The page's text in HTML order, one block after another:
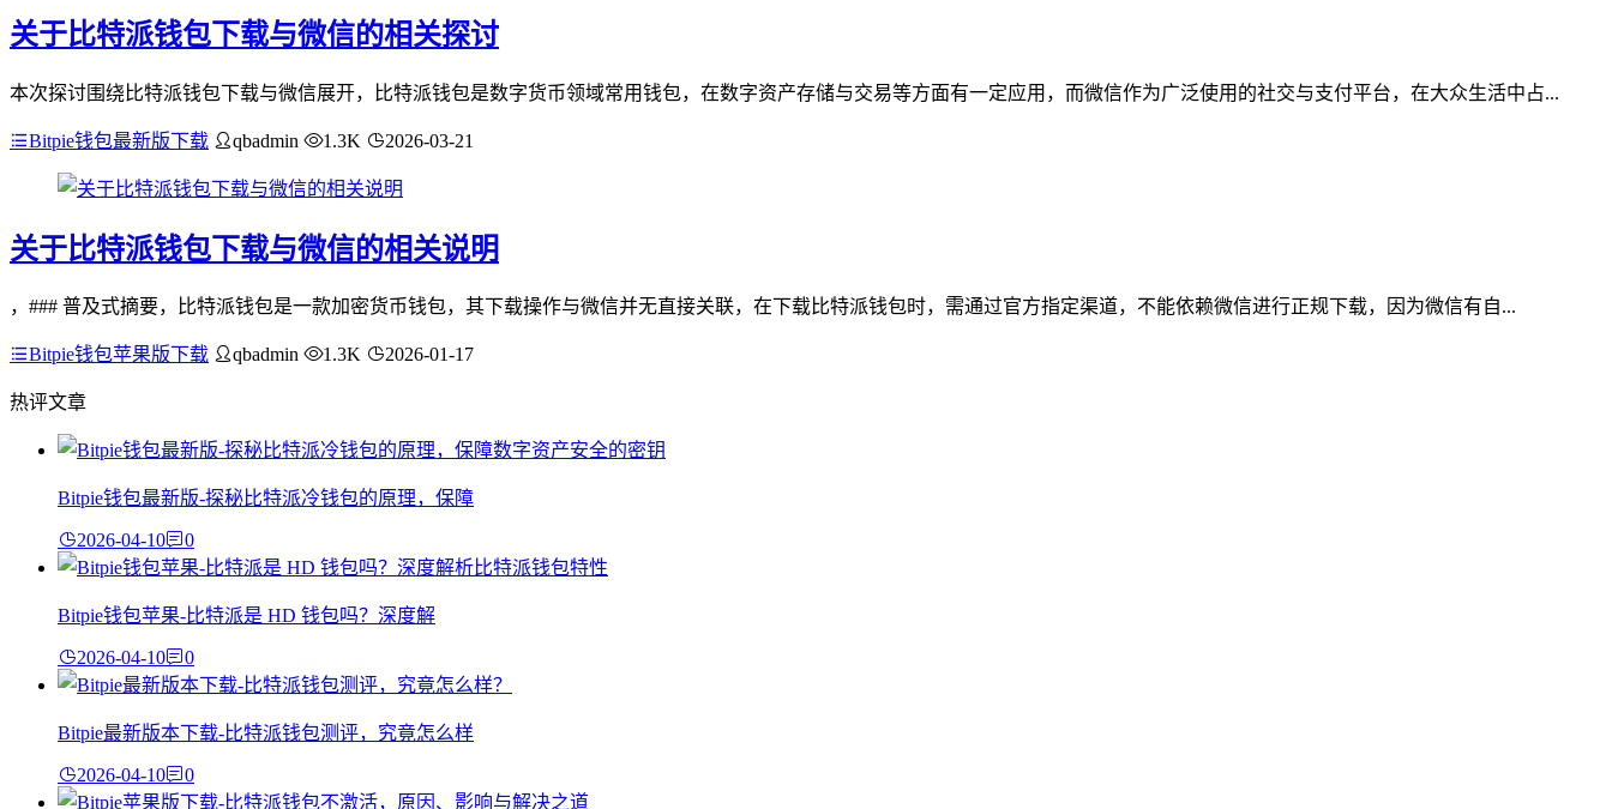
关于比特派钱包下载与微信的相关探讨
本次探讨围绕比特派钱包下载与微信展开，比特派钱包是数字货币领域常用钱包，在数字资产存储与交易等方面有一定应用，而微信作为广泛使用的社交与支付平台，在大众生活中占...
Bitpie钱包最新版下载 qbadmin 1.3K 2026-03-21
关于比特派钱包下载与微信的相关说明
，### 普及式摘要，比特派钱包是一款加密货币钱包，其下载操作与微信并无直接关联，在下载比特派钱包时，需通过官方指定渠道，不能依赖微信进行正规下载，因为微信有自...
Bitpie钱包苹果版下载 qbadmin 1.3K 2026-01-17
热评文章
Bitpie钱包最新版-探秘比特派冷钱包的原理，保障
2026-04-10 0
Bitpie钱包苹果-比特派是 HD 钱包吗？深度解
2026-04-10 0
Bitpie最新版本下载-比特派钱包测评，究竟怎么样
2026-04-10 0